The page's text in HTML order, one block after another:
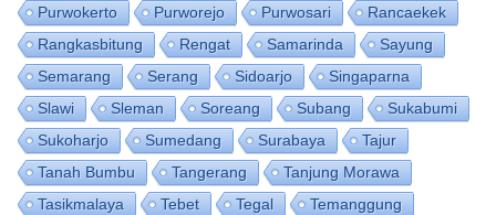
Purwokerto
Purworejo Purwosari
Rancaekek
Rangkasbitung
Rengat Samarinda
Sayung
Semarang
Serang Sidoarjo
Singaparna
Slawi
Sleman Soreang Subang
Sukabumi
Sukoharjo
Sumedang Surabaya
Tajur
Tanah Bumbu
Tangerang
Tanjung Morawa
Tasikmalaya
Tebet Tegal Temanggung